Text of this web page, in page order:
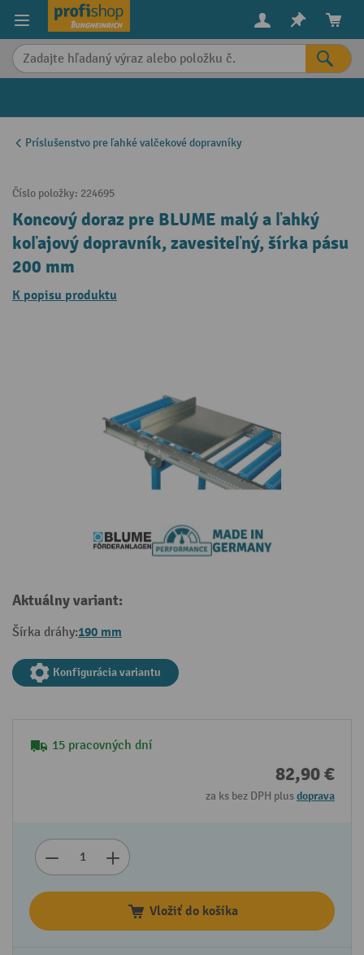
content
Príslušenstvo pre ľahké valčekové dopravníky
Číslo položky: 224695
Koncový doraz pre BLUME malý a ľahký
koľajový dopravník, zavesiteľný, šírka pásu
200 mm
K popisu produktu
Aktuálny variant:
Šírka dráhy:190 mm
Konfigurácia variantu
15 pracovných dní
82,90 €
za ks bez DPH plusdoprava
Vložiť do košíka